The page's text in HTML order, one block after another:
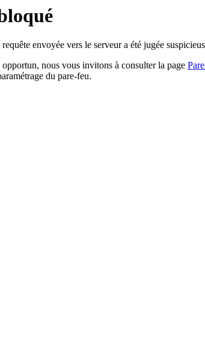
envoyée vers le serveur a été jugée
nous vous invitons à consulter la page
du pare-feu.